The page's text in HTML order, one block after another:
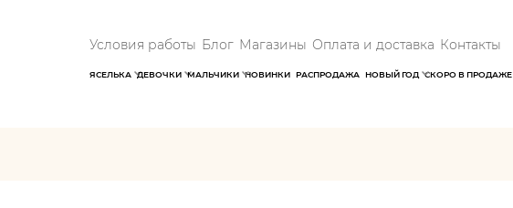
Условия работы Блог Магазины Оплата и доставка Контакты
ЯСЕЛЬКА ДЕВОЧКИ МАЛЬЧИКИ НОВИНКИ РАСПРОДАЖА НОВЫЙ ГОД СКОРО В ПРОДАЖЕ